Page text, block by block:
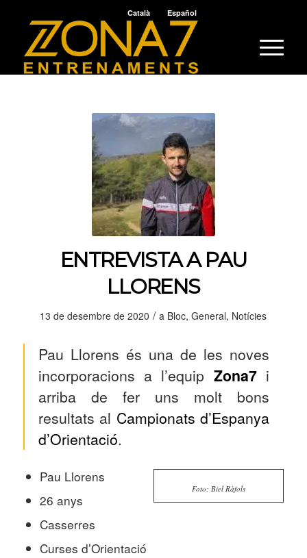
Català Español
ENTREVISTA A PAU
LLORENS
13 de desembre de 2020 / a Bloc,General, Notícies
Pau Llorens és una de les noves
incorporacions a l’equip Zona7 i
arriba de fer uns molt bons
resultats al Campionats d’Espanya
d’Orientació.
Pau Llorens
Foto: Biel Ràfols
26 anys
Casserres
Curses d’Orientació